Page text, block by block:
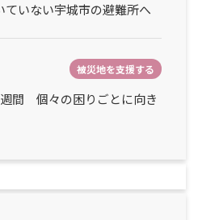
ていない宇城市の避難所へ
被災地を支援する
週間 個々の困りごとに向き